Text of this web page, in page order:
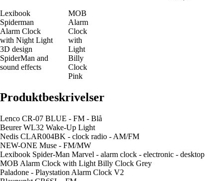
Lexibook
Spiderman
Alarm Clock
with Night Light
3D design
SpiderMan and
sound effects
MOB
Alarm
Clock
with
Light
Billy
Clock
Pink
Produktbeskrivelser
Lenco CR-07 BLUE - FM - Blå
Beurer WL32 Wake-Up Light
Nedis CLAR004BK - clock radio - AM/FM
NEW-ONE Muse - FM/MW
Lexibook Spider-Man Marvel - alarm clock - electronic - desktop
MOB Alarm Clock with Light Billy Clock Grey
Paladone - Playstation Alarm Clock V2